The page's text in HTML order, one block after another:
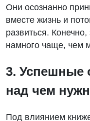
Они осознанно
вместе жизнь и
развиться.
намного чаще, чем
3. Успешные
над чем
Под влиянием